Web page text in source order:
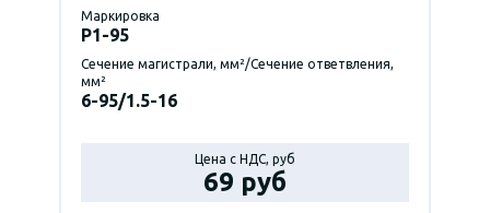
Маркировка
P1-95
Сечение магистрали, мм²/Сечение ответвления,
мм²
6-95/1.5-16
Цена с НДС, руб
69 руб